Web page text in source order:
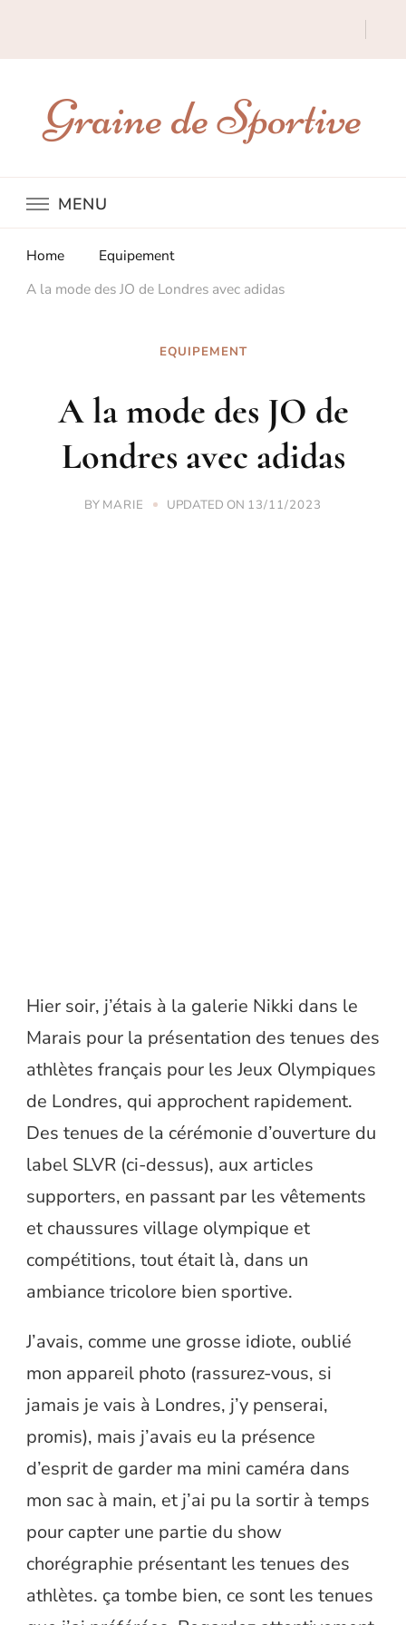
Graine de Sportive
MENU
Home
Equipement
A la mode des JO de Londres avec adidas
EQUIPEMENT
A la mode des JO de
Londres avec adidas
BY MARIE UPDATED ON 13/11/2023
Hier soir, j’étais à la galerie Nikki dans le
Marais pour la présentation des tenues des
athlètes français pour les Jeux Olympiques
de Londres, qui approchent rapidement.
Des tenues de la cérémonie d’ouverture du
label SLVR (ci-dessus), aux articles
supporters, en passant par les vêtements
et chaussures village olympique et
compétitions, tout était là, dans un
ambiance tricolore bien sportive.
J’avais, comme une grosse idiote, oublié
mon appareil photo (rassurez-vous, si
jamais je vais à Londres, j’y penserai,
promis), mais j’avais eu la présence
d’esprit de garder ma mini caméra dans
mon sac à main, et j’ai pu la sortir à temps
pour capter une partie du show
chorégraphie présentant les tenues des
athlètes. ça tombe bien, ce sont les tenues